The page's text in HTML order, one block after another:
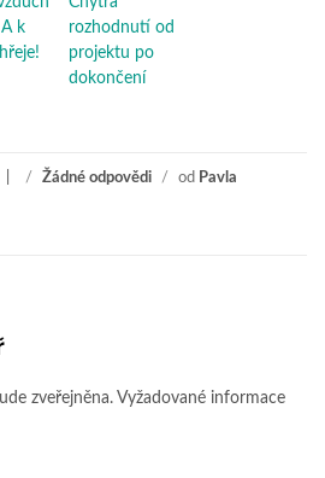
k
rozhodnutí od
projektu po
dokončení
/ Žádné odpovědi / od Pavla
zveřejněna. Vyžadované informace